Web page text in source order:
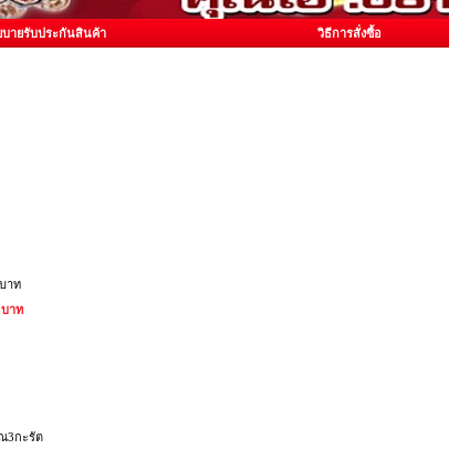
บายรับประกันสินค้า วิธีการสั่งซื้อ
บาท
บาท
3กะรัต